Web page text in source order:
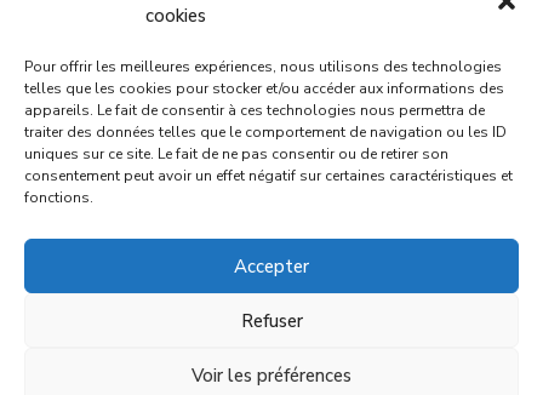
cookies
Pour offrir les meilleures expériences, nous utilisons des technologies
telles que les cookies pour stocker et/ou accéder aux informations des
appareils. Le fait de consentir à ces technologies nous permettra de
traiter des données telles que le comportement de navigation ou les ID
uniques sur ce site. Le fait de ne pas consentir ou de retirer son
consentement peut avoir un effet négatif sur certaines caractéristiques et
fonctions.
Accepter
Refuser
Voir les préférences
Mercredi : 08:30 – 12:00 | 14:00 – 17:00
Vendredi : 08:30 – 12:00 | 14:00 – 17:00
Samedi : Fermée
Dimanche : Fermée
Mentions légales